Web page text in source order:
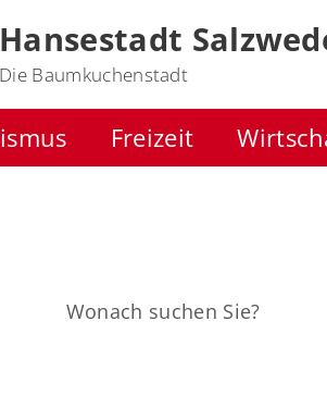
Hansestadt
Die Baumkuchenstadt
Freizeit